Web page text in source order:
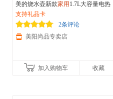
美的烧水壶新款家用 1.7L大容量电热
水壶开水壶自动断电煮水壶
支持礼品卡
2条评论
美阳尚品专卖店
加入购物车 收藏